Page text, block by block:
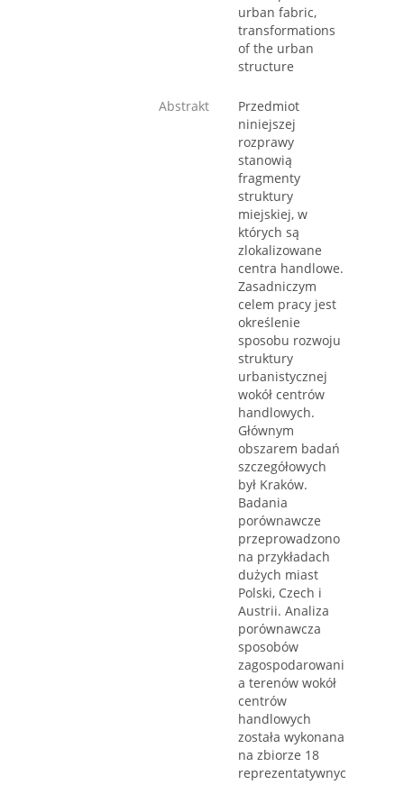
urban fabric,
transformations
of the urban
structure
Abstrakt
Przedmiot
niniejszej
rozprawy
stanowią
fragmenty
struktury
miejskiej, w
których są
zlokalizowane
centra handlowe.
Zasadniczym
celem pracy jest
określenie
sposobu rozwoju
struktury
urbanistycznej
wokół centrów
handlowych.
Głównym
obszarem badań
szczegółowych
był Kraków.
Badania
porównawcze
przeprowadzono
na przykładach
dużych miast
Polski, Czech i
Austrii. Analiza
porównawcza
sposobów
zagospodarowani
a terenów wokół
centrów
handlowych
została wykonana
na zbiorze 18
reprezentatywnyc